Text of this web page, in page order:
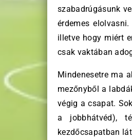
szabadrúgásunk
érdemes
illetve hogy miért
csak vaktában
Mindenesetre ma
mezőnyből a
végig a csapat.
a jobbhátvéd),
kezdőcsapatban